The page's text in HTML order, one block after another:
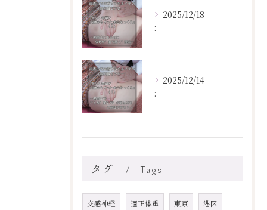
2025/12/18
:
2025/12/14
:
タグ Tags
交感神経 適正体重 東京 港区